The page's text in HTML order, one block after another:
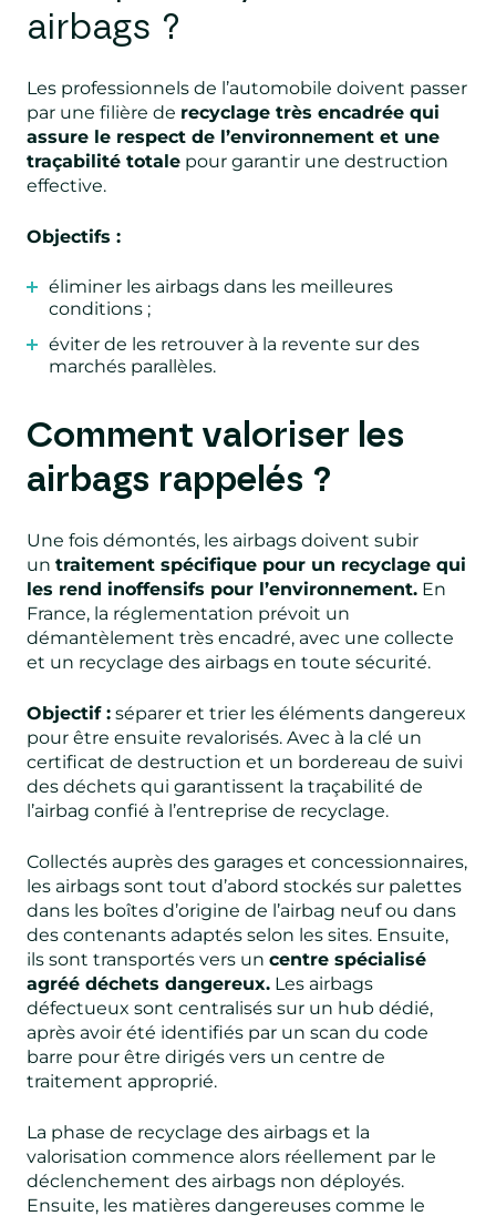
airbags ?
Les professionnels de l’automobile doivent passer
par une filière de recyclage très encadrée qui
assure le respect de l’environnement et une
traçabilité totale pour garantir une destruction
effective.
Objectifs :
éliminer les airbags dans les meilleures
conditions ;
éviter de les retrouver à la revente sur des
marchés parallèles.
Comment valoriser les
airbags rappelés ?
Une fois démontés, les airbags doivent subir
un traitement spécifique pour un recyclage qui
les rend inoffensifs pour l’environnement. En
France, la réglementation prévoit un
démantèlement très encadré, avec une collecte
et un recyclage des airbags en toute sécurité.
Objectif : séparer et trier les éléments dangereux
pour être ensuite revalorisés. Avec à la clé un
certificat de destruction et un bordereau de suivi
des déchets qui garantissent la traçabilité de
l’airbag confié à l’entreprise de recyclage.
Collectés auprès des garages et concessionnaires,
les airbags sont tout d’abord stockés sur palettes
dans les boîtes d’origine de l’airbag neuf ou dans
des contenants adaptés selon les sites. Ensuite,
ils sont transportés vers un centre spécialisé
agréé déchets dangereux. Les airbags
défectueux sont centralisés sur un hub dédié,
après avoir été identifiés par un scan du code
barre pour être dirigés vers un centre de
traitement approprié.
La phase de recyclage des airbags et la
valorisation commence alors réellement par le
déclenchement des airbags non déployés.
Ensuite, les matières dangereuses comme le